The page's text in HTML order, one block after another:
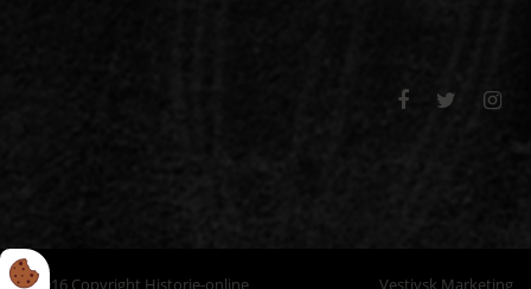
  
© 2016 Copyright Historie-online Vestjysk Marketing